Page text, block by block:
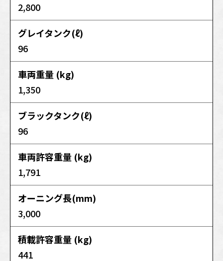
2,800
グレイタンク(ℓ)
96
車両重量 (kg)
1,350
ブラックタンク(ℓ)
96
車両許容重量 (kg)
1,791
オーニング長(mm)
3,000
積載許容重量 (kg)
441